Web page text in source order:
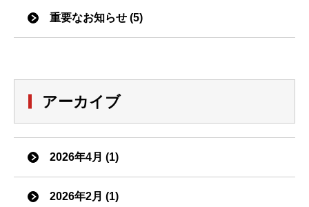
重要なお知らせ (5)
アーカイブ
2026年4月 (1)
2026年2月 (1)